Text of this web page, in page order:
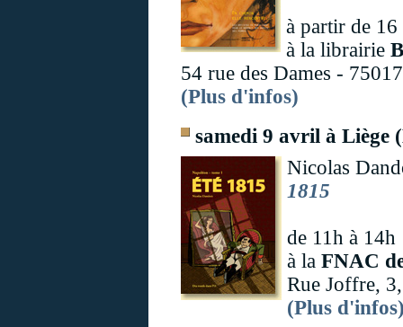
à partir de 16
à la librairie
54 rue des Dames -
(Plus d'infos)
samedi 9 avril à Liège
Nicolas
1815
de 11h à 14h
à la FNAC
Rue Joffre,
(Plus